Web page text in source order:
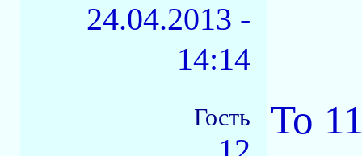
24.04.2013 -
14:14
Гость То